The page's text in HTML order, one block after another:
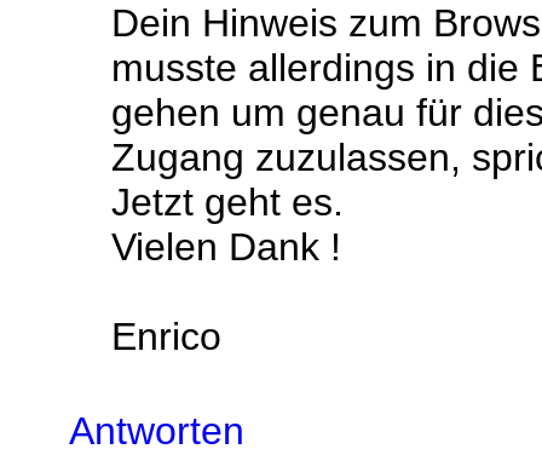
Dein Hinweis zum
musste allerdings in die
gehen um genau für
Zugang zuzulassen,
Jetzt geht es.
Vielen Dank !
Enrico
Antworten